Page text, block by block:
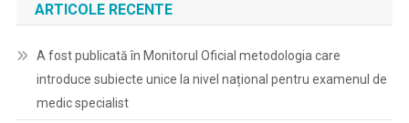
ARTICOLE RECENTE
A fost publicată în Monitorul Oficial metodologia care
introduce subiecte unice la nivel național pentru examenul de
medic specialist